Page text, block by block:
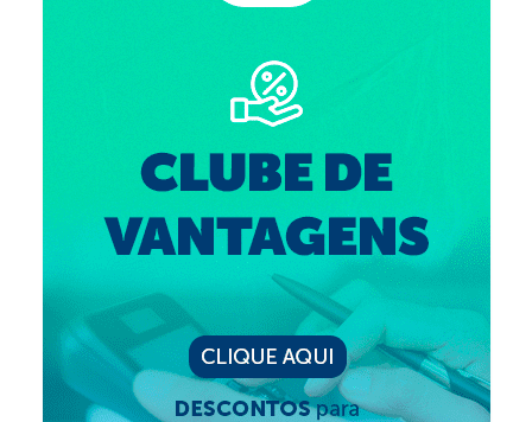
Responsabilidade Técnica
Decisões
Resoluções
Desagravo Público
Processos Éticos
Censura Pública